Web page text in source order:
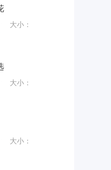
大小：
大小：
大小：